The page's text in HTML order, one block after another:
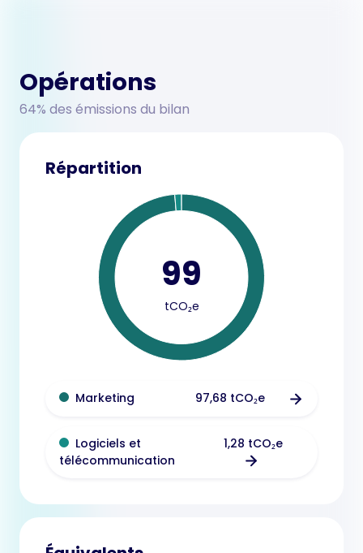
Opérations
64% des émissions du bilan
Répartition
99
tCO₂e
Marketing 97,68 tCO₂e
Logiciels et
télécommunication
1,28 tCO₂e